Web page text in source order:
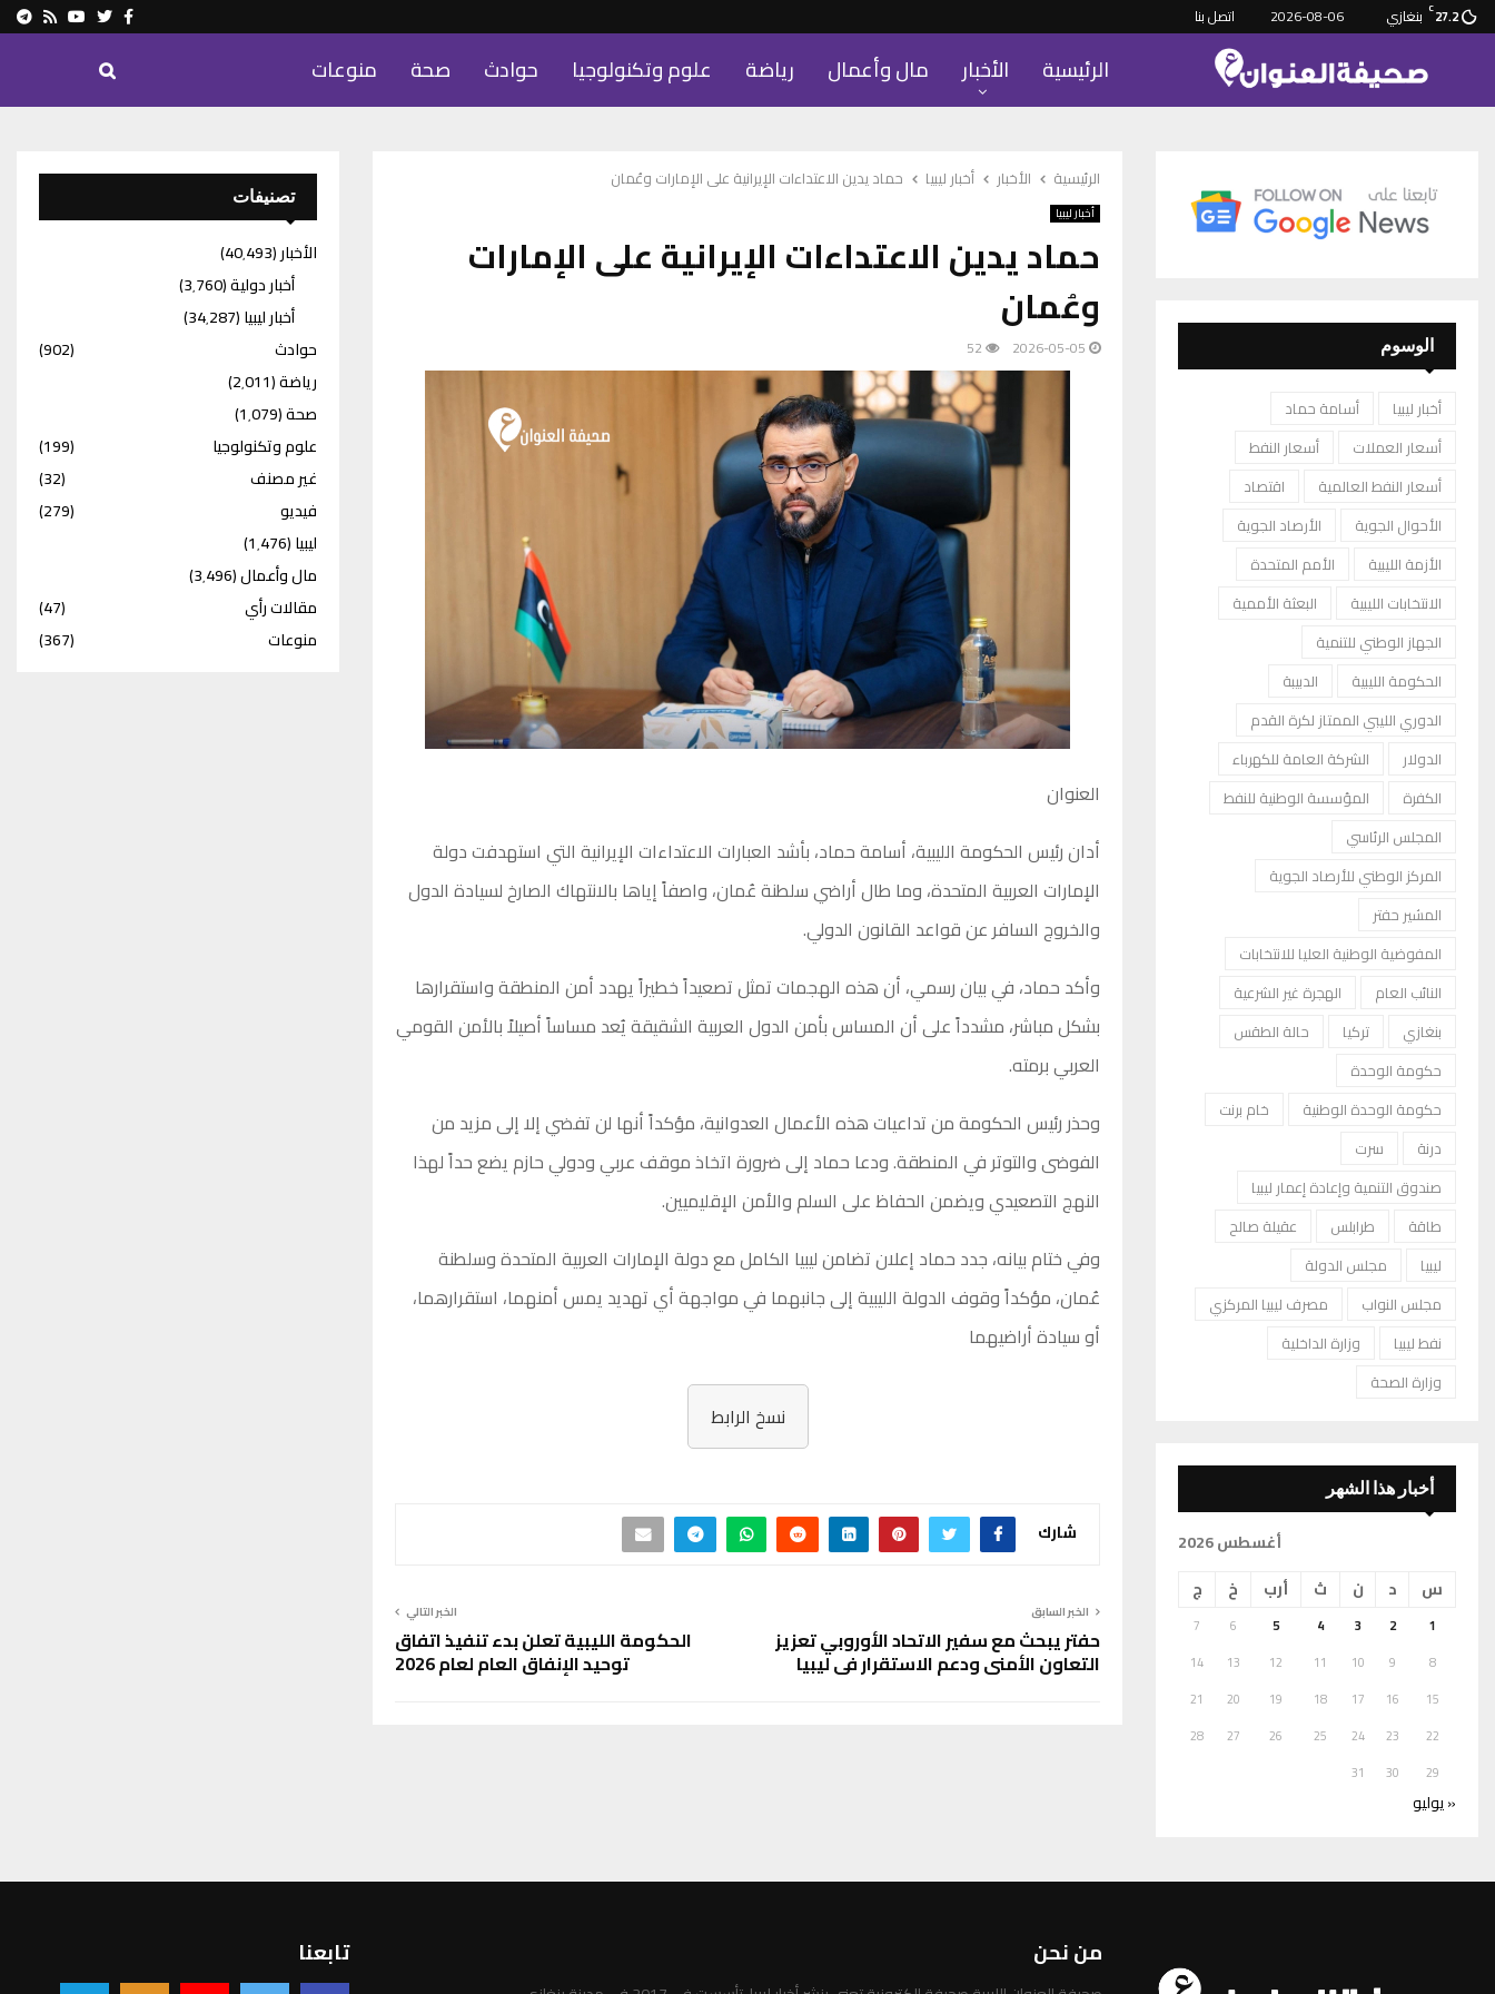
27.2
C بنغازي 2026-08-06 اتصل بنا Facebook
Twitter
Youtube
Rss
الرئيسية الأخبار مال وأعمال رياضة علوم وتكنولوجيا حوادث صحة منوعات
الرئيسية الأخبار أخبار ليبيا حماد يدين الاعتداءات الإيرانية على الإمارات وعُمان
أخبار ليبيا
حماد يدين الاعتداءات الإيرانية على الإمارات
وعُمان
2026-05-05
52
العنوان
أدان رئيس الحكومة الليبية، أسامة حماد، بأشد العبارات الاعتداءات الإيرانية التي استهدفت دولة
الإمارات العربية المتحدة، وما طال أراضي سلطنة عُمان، واصفاً إياها بالانتهاك الصارخ لسيادة الدول
والخروج السافر عن قواعد القانون الدولي.
وأكد حماد، في بيان رسمي، أن هذه الهجمات تمثل تصعيداً خطيراً يهدد أمن المنطقة واستقرارها
بشكل مباشر، مشدداً على أن المساس بأمن الدول العربية الشقيقة يُعد مساساً أصيلاً بالأمن القومي
العربي برمته.
وحذر رئيس الحكومة من تداعيات هذه الأعمال العدوانية، مؤكداً أنها لن تفضي إلا إلى مزيد من
الفوضى والتوتر في المنطقة. ودعا حماد إلى ضرورة اتخاذ موقف عربي ودولي حازم يضع حداً لهذا
النهج التصعيدي ويضمن الحفاظ على السلم والأمن الإقليميين.
وفي ختام بيانه، جدد حماد إعلان تضامن ليبيا الكامل مع دولة الإمارات العربية المتحدة وسلطنة
عُمان، مؤكداً وقوف الدولة الليبية إلى جانبهما في مواجهة أي تهديد يمس أمنهما، استقرارهما،
أو سيادة أراضيهما
نسخ الرابط
شارك
الخبر السابق
حفتر يبحث مع سفير الاتحاد الأوروبي تعزيز
التعاون الأمني ودعم الاستقرار في ليبيا
الخبر التالي
الحكومة الليبية تعلن بدء تنفيذ اتفاق
توحيد الإنفاق العام لعام 2026
الوسوم
أخبار ليبيا
أسامة حماد
أسعار العملات
أسعار النفط
أسعار النفط العالمية
اقتصاد
الأحوال الجوية
الأرصاد الجوية
الأزمة الليبية
الأمم المتحدة
الانتخابات الليبية
البعثة الأممية
الجهاز الوطني للتنمية
الحكومة الليبية
الدبيبة
الدوري الليبي الممتاز لكرة القدم
الدولار
الشركة العامة للكهرباء
الكفرة
المؤسسة الوطنية للنفط
المجلس الرئاسي
المركز الوطني للأرصاد الجوية
المشير حفتر
المفوضية الوطنية العليا للانتخابات
النائب العام
الهجرة غير الشرعية
بنغازي
تركيا
حالة الطقس
حكومة الوحدة
حكومة الوحدة الوطنية
خام برنت
درنة
سرت
صندوق التنمية وإعادة إعمار ليبيا
طاقة
طرابلس
عقيلة صالح
ليبيا
مجلس الدولة
مجلس النواب
مصرف ليبيا المركزي
نفط ليبيا
وزارة الداخلية
وزارة الصحة
أخبار هذا الشهر
أغسطس 2026
س
د ن ث أرب خ ج
1
2
3
4
5
6
7
8
9
10
11
12
13
14
15
16
17
18
19
20
21
22
23
24
25
26
27
28
29
30
31
« يوليو
تصنيفات
الأخبار(40٬493)
أخبار دولية(3٬760)
أخبار ليبيا(34٬287)
حوادث
(902)
رياضة(2٬011)
صحة(1٬079)
علوم وتكنولوجيا
(199)
غير مصنف
(32)
فيديو
(279)
ليبيا(1٬476)
مال وأعمال(3٬496)
مقالات رأي
(47)
منوعات
(367)
من نحن تابعنا